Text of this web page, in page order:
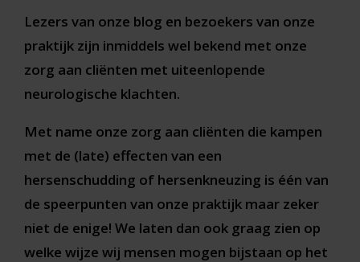
Lezers van onze blog en bezoekers van onze
praktijk zijn inmiddels wel bekend met onze
zorg aan cliënten met uiteenlopende
neurologische klachten.
Met name onze zorg aan cliënten die kampen
met de (late) effecten van een
hersenschudding of hersenkneuzing is één van
de speerpunten van onze praktijk maar zeker
niet de enige! We laten dan ook graag zien op
welke wijze wij mensen mogen bijstaan op het